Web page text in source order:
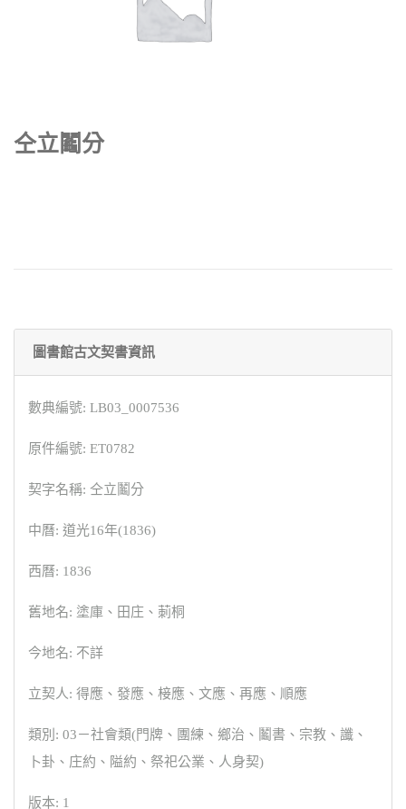
仝立鬮分
圖書館古文契書資訊
數典編號: LB03_0007536
原件編號: ET0782
契字名稱: 仝立鬮分
中曆: 道光16年(1836)
西曆: 1836
舊地名: 塗庫、田庄、莿桐
今地名: 不詳
立契人: 得應、發應、椄應、文應、再應、順應
類別: 03－社會類(門牌、團練、鄉治、鬮書、宗教、讖、
卜卦、庄約、隘約、祭祀公業、人身契)
版本: 1